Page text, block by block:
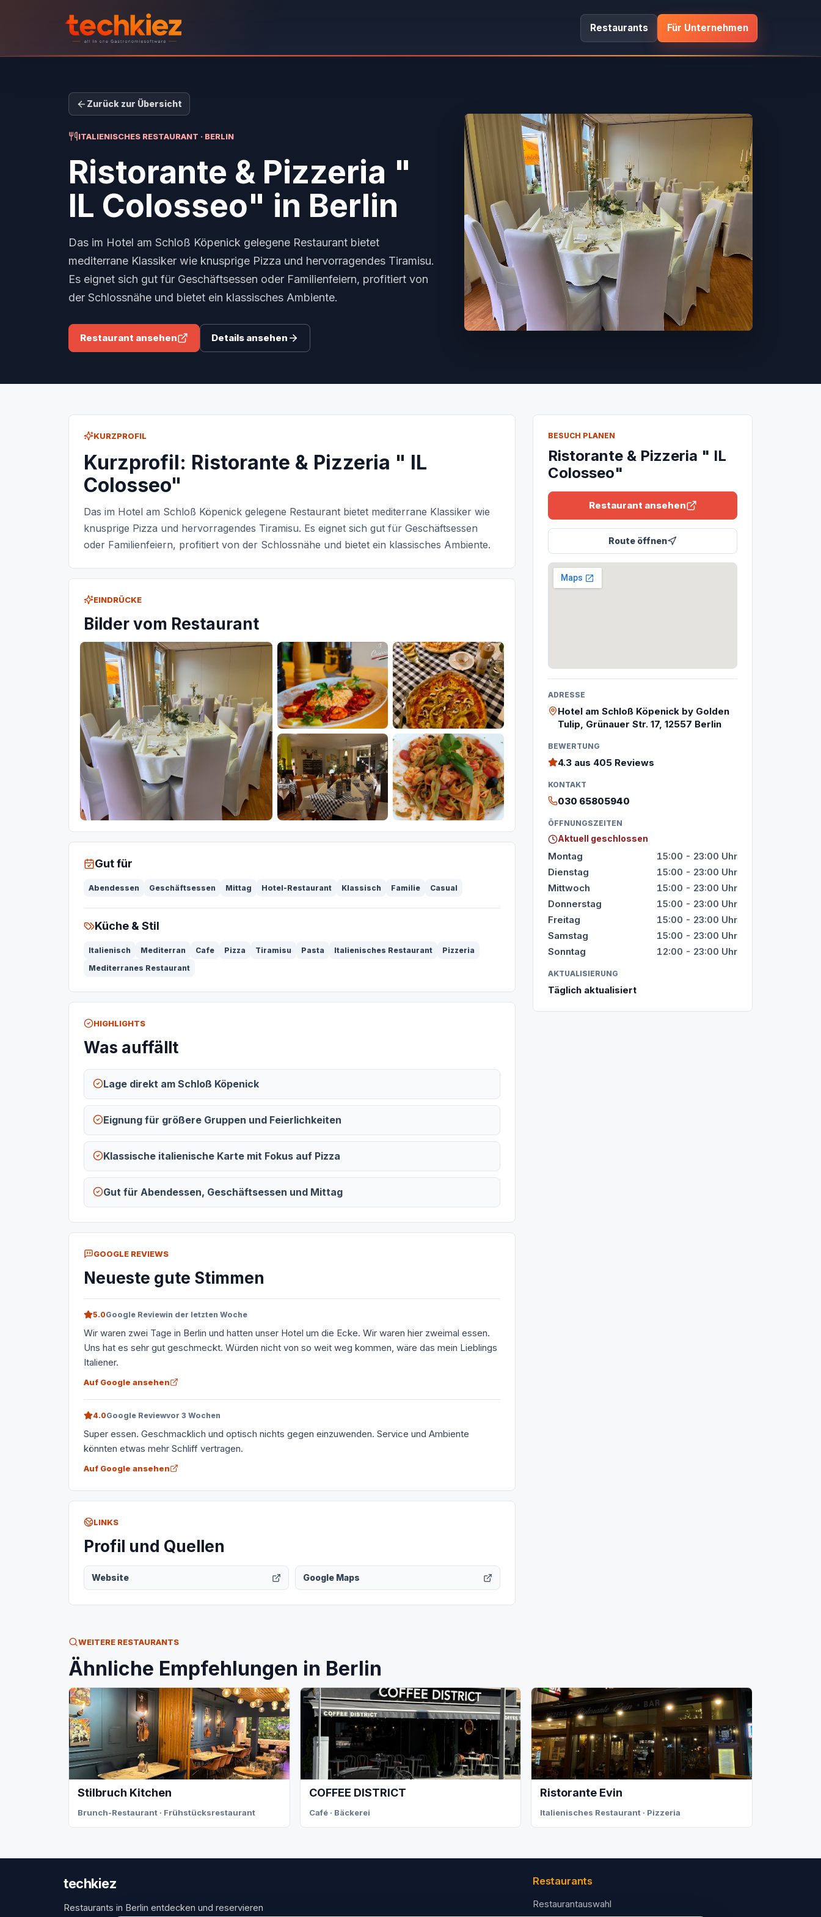
Restaurants Für Unternehmen
Zurück zur Übersicht
ITALIENISCHES RESTAURANT · BERLIN
Ristorante & Pizzeria "
IL Colosseo" in Berlin
Das im Hotel am Schloß Köpenick gelegene Restaurant bietet
mediterrane Klassiker wie knusprige Pizza und hervorragendes Tiramisu.
Es eignet sich gut für Geschäftsessen oder Familienfeiern, profitiert von
der Schlossnähe und bietet ein klassisches Ambiente.
Restaurant ansehen Details ansehen
KURZPROFIL
Kurzprofil: Ristorante & Pizzeria " IL
Colosseo"
Das im Hotel am Schloß Köpenick gelegene Restaurant bietet mediterrane Klassiker wie
knusprige Pizza und hervorragendes Tiramisu. Es eignet sich gut für Geschäftsessen
oder Familienfeiern, profitiert von der Schlossnähe und bietet ein klassisches Ambiente.
EINDRÜCKE
Bilder vom Restaurant
Gut für
Abendessen Geschäftsessen Mittag Hotel-Restaurant Klassisch Familie Casual
Küche & Stil
Italienisch Mediterran Cafe Pizza Tiramisu Pasta Italienisches Restaurant
Pizzeria
Mediterranes Restaurant
HIGHLIGHTS
Was auffällt
Lage direkt am Schloß Köpenick
Eignung für größere Gruppen und Feierlichkeiten
Klassische italienische Karte mit Fokus auf Pizza
Gut für Abendessen, Geschäftsessen und Mittag
GOOGLE REVIEWS
Neueste gute Stimmen
5.0Google Reviewin der letzten Woche
Wir waren zwei Tage in Berlin und hatten unser Hotel um die Ecke. Wir waren hier zweimal essen.
Uns hat es sehr gut geschmeckt. Würden nicht von so weit weg kommen, wäre das mein Lieblings
Italiener.
Auf Google ansehen
4.0Google Reviewvor 3 Wochen
Super essen. Geschmacklich und optisch nichts gegen einzuwenden. Service und Ambiente
könnten etwas mehr Schliff vertragen.
Auf Google ansehen
LINKS
Profil und Quellen
Website Google Maps
BESUCH PLANEN
Ristorante & Pizzeria " IL
Colosseo"
Restaurant ansehen
Route öffnen
ADRESSE
Hotel am Schloß Köpenick by Golden
Tulip, Grünauer Str. 17, 12557 Berlin
BEWERTUNG
4.3 aus 405 Reviews
KONTAKT
030 65805940
ÖFFNUNGSZEITEN
Aktuell geschlossen
Montag
15:00 - 23:00 Uhr
Dienstag
15:00 - 23:00 Uhr
Mittwoch
15:00 - 23:00 Uhr
Donnerstag
15:00 - 23:00 Uhr
Freitag
15:00 - 23:00 Uhr
Samstag
15:00 - 23:00 Uhr
Sonntag
12:00 - 23:00 Uhr
AKTUALISIERUNG
Täglich aktualisiert
WEITERE RESTAURANTS
Ähnliche Empfehlungen in Berlin
Stilbruch Kitchen
Brunch-Restaurant · Frühstücksrestaurant
COFFEE DISTRICT
Café · Bäckerei
Ristorante Evin
Italienisches Restaurant · Pizzeria
techkiez
Restaurants in Berlin entdecken und reservieren
Restaurants
Restaurantauswahl